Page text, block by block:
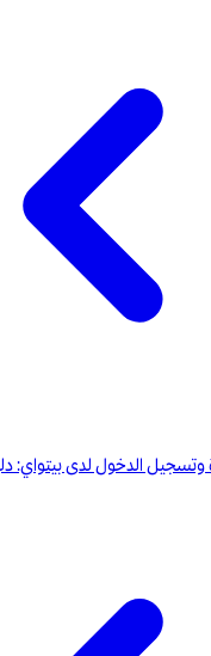
وتسجيل الدخول لدى بيتواي: